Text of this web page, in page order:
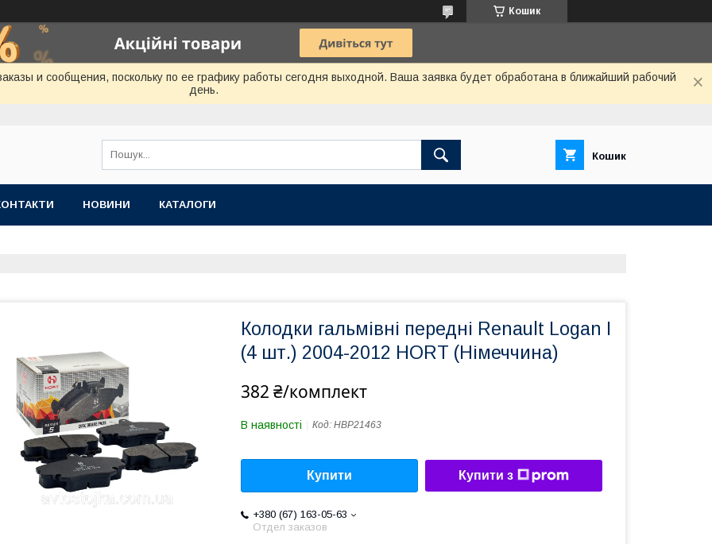
Кошик
и сообщения, поскольку по ее графику работы сегодня выходной. Ваша заявка будет обработана в ближайший рабочий
день.
Кошик
НОВИНИ КАТАЛОГИ
Колодки гальмівні передні Renault Logan I
(4 шт.) 2004-2012 HORT (Німеччина)
382 ₴/комплект
В наявності Код: HBP21463
Купити Купити з
+380 (67) 163-05-63
Отдел заказов